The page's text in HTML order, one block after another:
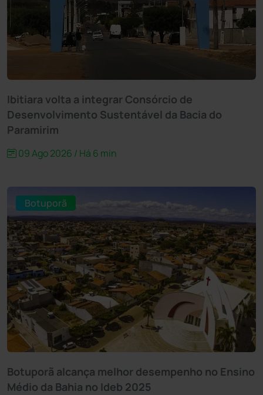
Ibitiara volta a integrar Consórcio de
Desenvolvimento Sustentável da Bacia do
Paramirim
09 Ago 2026 / Há 6 min
Botuporã
Botuporã alcança melhor desempenho no Ensino
Médio da Bahia no Ideb 2025